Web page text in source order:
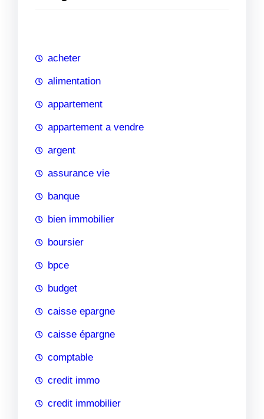
h
acheter
alimentation
appartement
appartement a vendre
argent
assurance vie
banque
bien immobilier
boursier
bpce
budget
caisse epargne
caisse épargne
comptable
credit immo
credit immobilier